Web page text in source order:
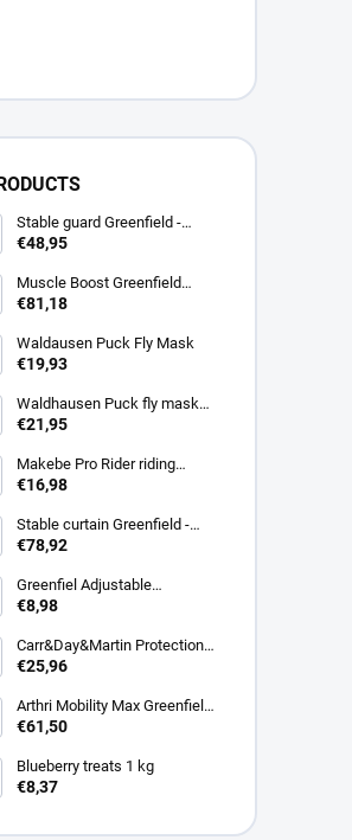
Stable guard Greenfield -
navy/navy - whie/royal blue
€48,95
Muscle Boost Greenfield
Equine 1,5 kg – DUO PACK
€81,18
Waldausen Puck Fly Mask
€19,93
Waldhausen Puck fly mask
with nose protection
€21,95
Makebe Pro Rider riding
socks
€16,98
Stable curtain Greenfield -
navy/navy - white/royal blue
€78,92
Greenfiel Adjustable
headcollar
€8,98
Carr&Day&Martin Protection
Plus, balenie 500ml
€25,96
Arthri Mobility Max Greenfield
Equine s mrkvovou príchuťou -
kone 1 kg/ 2 kg
€61,50
Blueberry treats 1 kg
€8,37